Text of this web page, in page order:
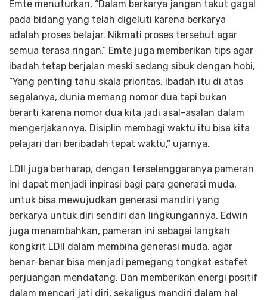
Emte menuturkan, “Dalam berkarya jangan takut gagal
pada bidang yang telah digeluti karena berkarya
adalah proses belajar. Nikmati proses tersebut agar
semua terasa ringan.” Emte juga memberikan tips agar
ibadah tetap berjalan meski sedang sibuk dengan hobi,
“Yang penting tahu skala prioritas. Ibadah itu di atas
segalanya, dunia memang nomor dua tapi bukan
berarti karena nomor dua kita jadi asal-asalan dalam
mengerjakannya. Disiplin membagi waktu itu bisa kita
pelajari dari beribadah tepat waktu,” ujarnya.
LDII juga berharap, dengan terselenggaranya pameran
ini dapat menjadi inpirasi bagi para generasi muda,
untuk bisa mewujudkan generasi mandiri yang
berkarya untuk diri sendiri dan lingkungannya. Edwin
juga menambahkan, pameran ini sebagai langkah
kongkrit LDII dalam membina generasi muda, agar
benar-benar bisa menjadi pemegang tongkat estafet
perjuangan mendatang. Dan memberikan energi positif
dalam mencari jati diri, sekaligus mandiri dalam hal